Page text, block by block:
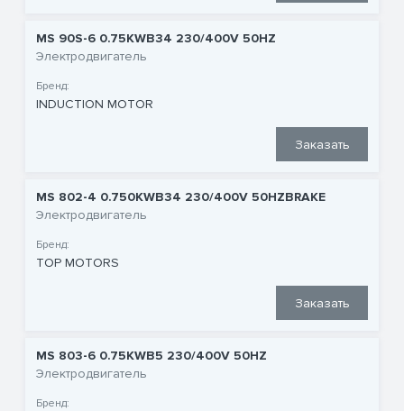
MS 90S-6 0.75KWB34 230/400V 50HZ
Электродвигатель
Бренд:
INDUCTION MOTOR
Заказать
MS 802-4 0.750KWB34 230/400V 50HZBRAKE
Электродвигатель
Бренд:
TOP MOTORS
Заказать
MS 803-6 0.75KWB5 230/400V 50HZ
Электродвигатель
Бренд: